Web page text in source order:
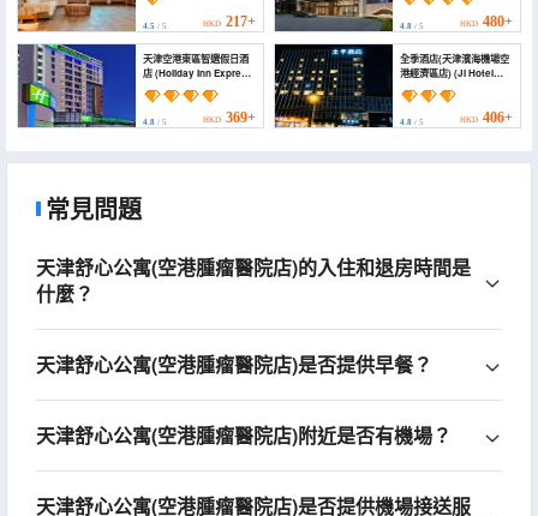
4.5 / 5 HKD 217+ 4.8/ 5 HKD 480+
天津空港東區智選假日酒
店 (Holiday Inn Express
TIANJIN AIRPORT EAST
by IHG)
4.8 / 5 HKD 369+
全季酒店(天津濱海機場空
港經濟區店) (JI Hotel
(Tianjin Binhai Airport
and Airport Economic
Zone))
4.8/ 5 HKD 406+
常見問題
天津舒心公寓(空港腫瘤醫院店)的入住和退房時間是
什麼？
天津舒心公寓(空港腫瘤醫院店)是否提供早餐？
天津舒心公寓(空港腫瘤醫院店)附近是否有機場？
天津舒心公寓(空港腫瘤醫院店)是否提供機場接送服